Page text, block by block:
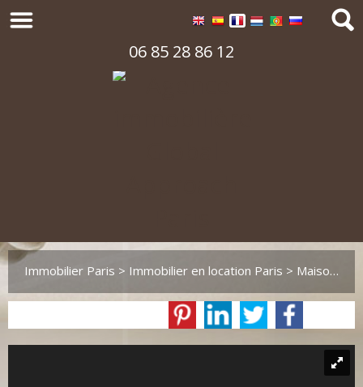
06 85 28 86 12
Immobilier Paris > Immobilier en location Paris > Maison Villa en location Paris